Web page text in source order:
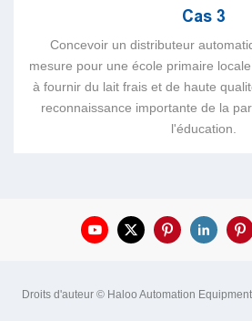
Cas 3
Concevoir un distributeur
mesure pour une école primaire
à fournir du lait frais et de haute
reconnaissance importante de la
l'éducation.
Droits d'auteur © Haloo Automation